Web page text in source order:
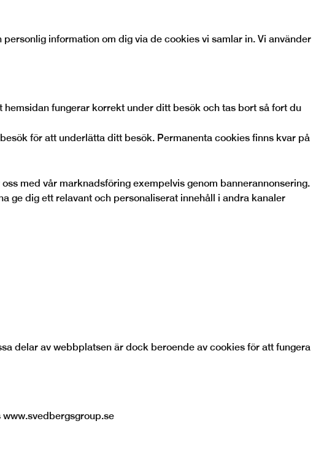
information om dig via de cookies vi samlar in. Vi använder
fungerar korrekt under ditt besök och tas bort så fort du
för att underlätta ditt besök. Permanenta cookies finns kvar på
med vår marknadsföring exempelvis genom bannerannonsering.
ge dig ett relavant och personaliserat innehåll i andra kanaler
delar av webbplatsen är dock beroende av cookies för att fungera